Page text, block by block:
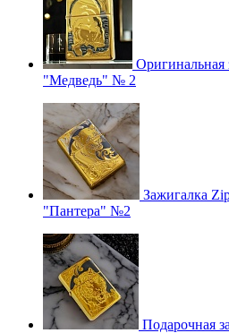
Оригинальная
"Медведь" № 2
Зажигалка
"Пантера" №2
Подарочная